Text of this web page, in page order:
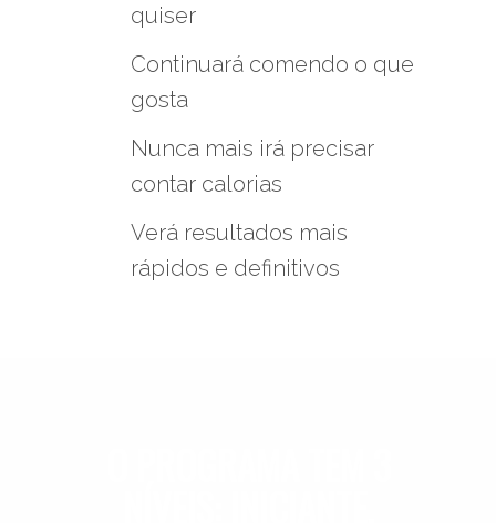
quiser
Continuará comendo o que
gosta
Nunca mais irá precisar
contar calorias
Verá resultados mais
rápidos e definitivos